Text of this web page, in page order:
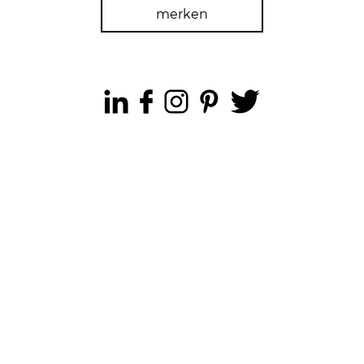
merken